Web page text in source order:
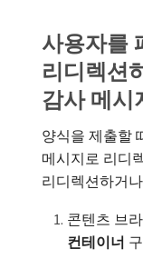
사용자를
리디렉션
감사 메시
양식을 제출할
메시지로 리디
리디렉션하거
콘텐츠 브
컨테이너